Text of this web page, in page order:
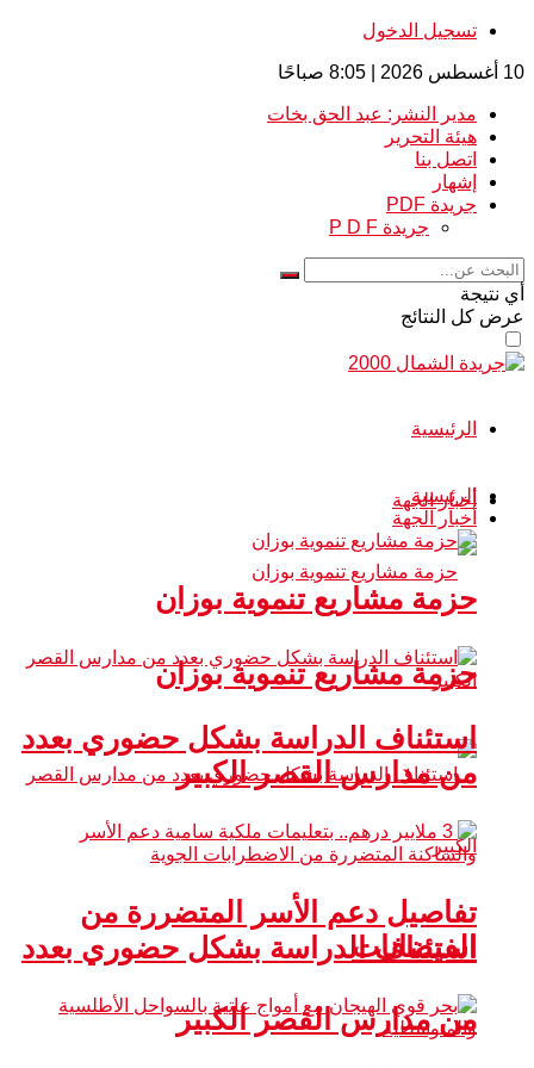
تسجيل الدخول
10 أغسطس 2026 | 8:05 صباحًا
مدير النشر: عبد الحق بخات
هيئة التحرير
اتصل بنا
إشهار
جريدة PDF
جريدة P D F
أي نتيجة
عرض كل النتائج
الرئيسية
أخبار الجهة
حزمة مشاريع تنموية بوزان
استئناف الدراسة بشكل حضوري بعدد
من مدارس القصر الكبير
الرئيسية
أخبار الجهة
حزمة مشاريع تنموية بوزان
استئناف الدراسة بشكل حضوري بعدد
من مدارس القصر الكبير
تفاصيل دعم الأسر المتضررة من
الفيضانات